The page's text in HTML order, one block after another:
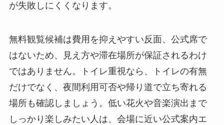
が失敗しにくくなります。
無料観覧候補は費用を抑えやすい反面、公式席で
はないため、見え方や滞在場所が保証されるわけ
ではありません。トイレ重視なら、トイレの有無
だけでなく、夜間利用可否や帰り道で立ち寄れる
場所も確認しましょう。低い花火や音楽演出まで
しっかり楽しみたい人は、会場に近い公式案内エ